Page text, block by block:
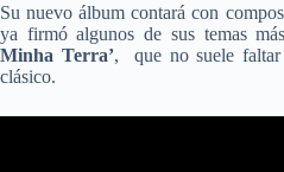
Su nuevo álbum contará con
ya firmó algunos de sus temas
Minha Terra’, que no suele faltar
clásico.